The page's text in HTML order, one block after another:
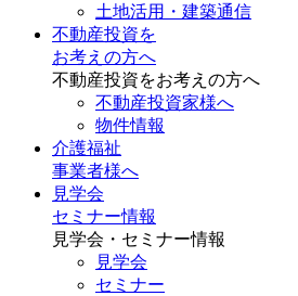
土地活用・建築通信
不動産投資を
お考えの方へ
不動産投資をお考えの方へ
不動産投資家様へ
物件情報
介護福祉
事業者様へ
見学会
セミナー情報
見学会・セミナー情報
見学会
セミナー